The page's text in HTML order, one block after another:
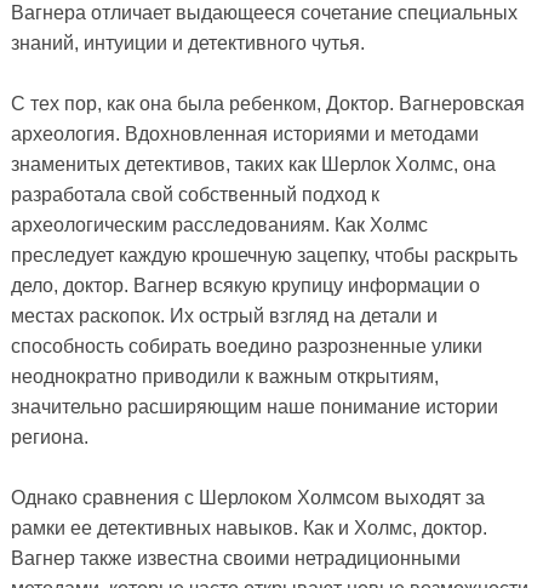
Вагнера отличает выдающееся сочетание специальных
знаний, интуиции и детективного чутья.
С тех пор, как она была ребенком, Доктор. Вагнеровская
археология. Вдохновленная историями и методами
знаменитых детективов, таких как Шерлок Холмс, она
разработала свой собственный подход к
археологическим расследованиям. Как Холмс
преследует каждую крошечную зацепку, чтобы раскрыть
дело, доктор. Вагнер всякую крупицу информации о
местах раскопок. Их острый взгляд на детали и
способность собирать воедино разрозненные улики
неоднократно приводили к важным открытиям,
значительно расширяющим наше понимание истории
региона.
Однако сравнения с Шерлоком Холмсом выходят за
рамки ее детективных навыков. Как и Холмс, доктор.
Вагнер также известна своими нетрадиционными